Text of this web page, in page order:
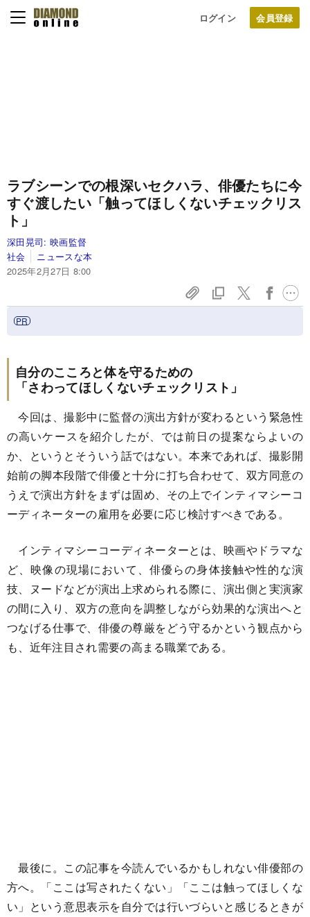
ログイン
ラブシーンでの根深いセクハラ、俳優たちに今
すぐ渡したい「触ってほしくないチェックリス
ト」
深田晃司: 映画監督
社会
ニュースな本
2025年2月27日 8:00
自分のこころと体を守るための
「さわってほしくないチェックリスト」
今回は、撮影中に監督の演出方針が変わるという緊急性
の高いケースを紹介したが、では前日の提案ならよいの
か、というとそういう話ではない。本来であれば、撮影開
始前の脚本段階で俳優と十分に打ち合わせて、双方同意の
うえで演出方針をまずは固め、その上でインティマシーコ
ーディネーターの雇用を必要に応じ検討すべきである。
インティマシーコーディネーターとは、映画やドラマな
ど、映像の現場において、俳優らの身体接触や性的な演
技、ヌードなどが演出上求められる際に、演出側と実演家
の間に入り、双方の意向を調整しながら効果的な演出へと
つなげる仕事で、俳優の尊厳をどう守るかという観点から
も、近年注目され需要の高まる職業である。
最後に。この記事を今読んでいるかもしれない俳優部の
方へ。「ここは写されたくない」「ここは触ってほしくな
い」という意思表示を自分では行いづらいと感じるときが